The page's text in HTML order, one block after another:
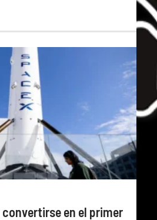
convertirse en el primer